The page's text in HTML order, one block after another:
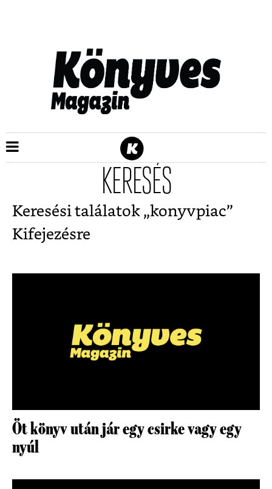
KERESÉS
Keresési találatok „konyvpiac”
Kifejezésre
Öt könyv után jár egy csirke vagy egy
nyúl